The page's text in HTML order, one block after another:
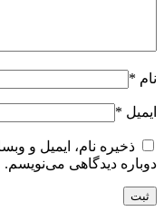
نام *
ایمیل *
ذخیره نام، ایمیل و
دوباره دیدگاهی می‌نویسم.